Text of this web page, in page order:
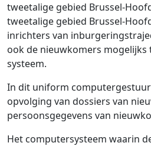
tweetalige gebied Brussel-
tweetalige gebied Brussel-
inrichters van
ook de nieuwkomers
systeem.
In dit uniform
opvolging van dossiers van
persoonsgegevens van
Het computersysteem waarin